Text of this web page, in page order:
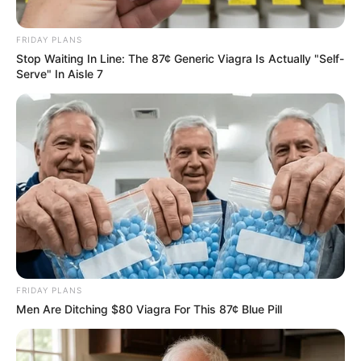
FACEBOOK
DESTAQUES DA SEMANA
Agente de Saúde é indiciada por falsificar
visitas que nunca aconteceram.
Câmara dos Deputados: anuênios, triênios,
quinquênios, sexta-parte e licenças-prêmio
entram no debate.
FNARAS em Brasília: Senado pode
mobilização.
Presidente Kennedy (ES) abre processo
FRIDAY PLANS
Stop Waiting In Line: The 87¢ Generic Viagra Is Actually "Self-
Serve" In Aisle 7
FRIDAY PLANS
Men Are Ditching $80 Viagra For This 87¢ Blue Pill